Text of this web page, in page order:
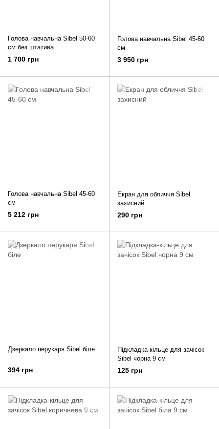
Голова навчальна Sibel 50-60
см без штатива
1 700 грн
Голова навчальна Sibel 45-60
см
3 950 грн
Голова навчальна Sibel 45-60
см
5 212 грн
Екран для обличчя Sibel
захисний
290 грн
Дзеркало перукаря Sibel біле
394 грн
Підкладка-кільце для зачісок
Sibel чорна 9 см
125 грн